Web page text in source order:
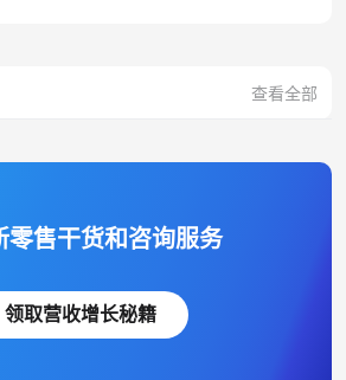
查看全部
零售干货和咨询服务
领取营收增长秘籍